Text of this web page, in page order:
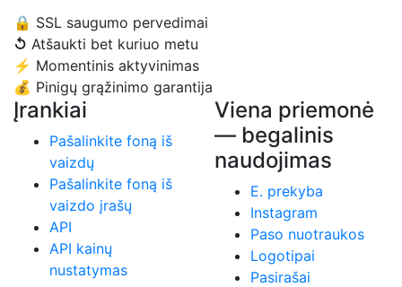
🔒 SSL saugumo pervedimai
↺ Atšaukti bet kuriuo metu
⚡ Momentinis aktyvinimas
💰 Pinigų grąžinimo garantija
Įrankiai
Pašalinkite foną iš
vaizdų
Pašalinkite foną iš
vaizdo įrašų
API
API kainų
nustatymas
Viena priemonė
— begalinis
naudojimas
E. prekyba
Instagram
Paso nuotraukos
Logotipai
Pasirašai